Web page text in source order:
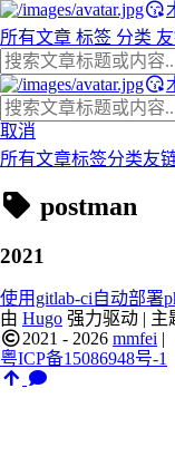
所有文章 标签 分类
取消
所有文章标签分类友
postman
2021
使用gitlab-ci自动部署
由 Hugo 强力驱动 | 主
2021 - 2026 mmfei |
粤ICP备15086948号-1